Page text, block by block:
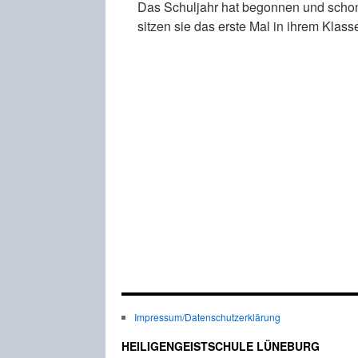
Das Schuljahr hat begonnen und
sitzen sie das erste Mal in ihrem
Impressum/Datenschutzerklärung
HEILIGENGEISTSCHULE LÜNEBURG